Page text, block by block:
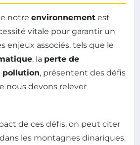
notre environnement est
vitale pour garantir un
enjeux associés, tels que le
, la perte de
pollution, présentent des défis
nous devons relever
de ces défis, on peut citer
dans les montagnes dinariques.